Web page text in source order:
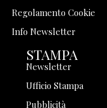
Regolamento Cookie
Info Newsletter
STAMPA
Newsletter
Ufficio Stampa
Pubblicità